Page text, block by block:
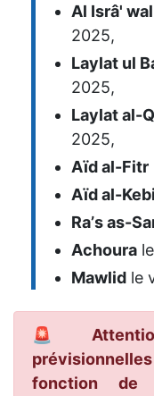
Al Isrâ' wal
2025,
Laylat ul
2025,
Laylat al-
2025,
Aïd al-Fitr
Aïd al-
Raʼs as-
Achoura
Mawlid le
🚨
fonction de